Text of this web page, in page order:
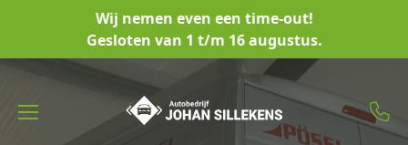
Wij nemen even een time-out!
Gesloten van 1 t/m 16 augustus.